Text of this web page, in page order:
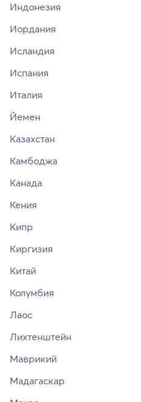
Индонезия
Иордания
Исландия
Испания
Италия
Йемен
Казахстан
Камбоджа
Канада
Кения
Кипр
Киргизия
Китай
Колумбия
Лаос
Лихтенштейн
Маврикий
Мадагаскар